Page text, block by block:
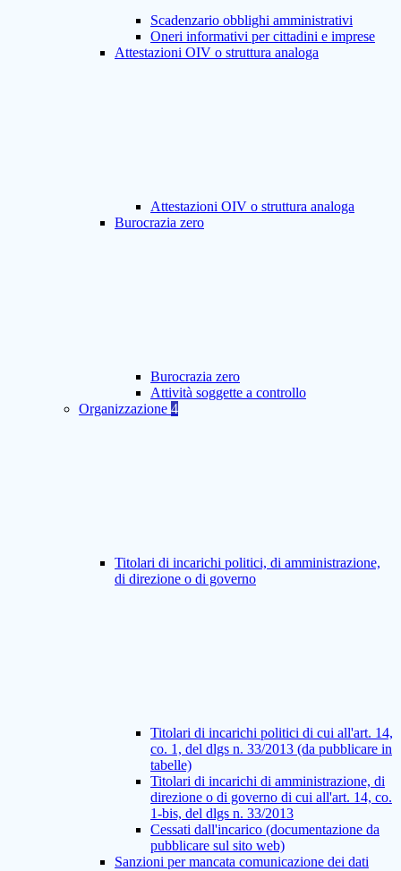
Scadenzario obblighi amministrativi
Oneri informativi per cittadini e imprese
Attestazioni OIV o struttura analoga
Attestazioni OIV o struttura analoga
Burocrazia zero
Burocrazia zero
Attività soggette a controllo
Organizzazione 4
Titolari di incarichi politici, di amministrazione,
di direzione o di governo
Titolari di incarichi politici di cui all'art. 14,
co. 1, del dlgs n. 33/2013 (da pubblicare in
tabelle)
Titolari di incarichi di amministrazione, di
direzione o di governo di cui all'art. 14, co.
1-bis, del dlgs n. 33/2013
Cessati dall'incarico (documentazione da
pubblicare sul sito web)
Sanzioni per mancata comunicazione dei dati